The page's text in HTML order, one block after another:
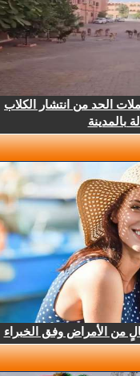
الحد من انتشار الكلاب
بالمدينة
الأمراض وفق الخبراء